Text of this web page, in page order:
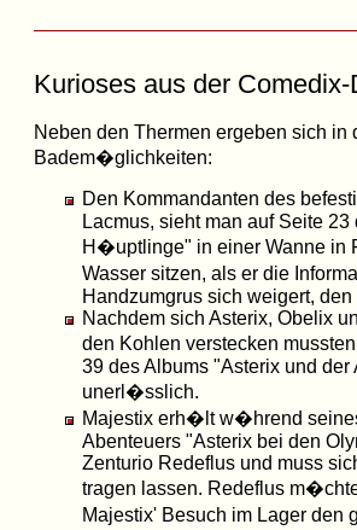
Kurioses aus der
Neben den Thermen ergeben sich
Badem�glichkeiten:
Den Kommandanten des
Lacmus, sieht man auf Seite
H�uptlinge" in einer Wanne in
Wasser sitzen, als er die
Handzumgrus sich weigert,
Nachdem sich Asterix, Obelix
den Kohlen verstecken
39 des Albums "Asterix und
unerl�sslich.
Majestix erh�lt w�hrend
Abenteuers "Asterix bei den
Zenturio Redeflus und muss
tragen lassen. Redeflus
Majestix' Besuch im Lager